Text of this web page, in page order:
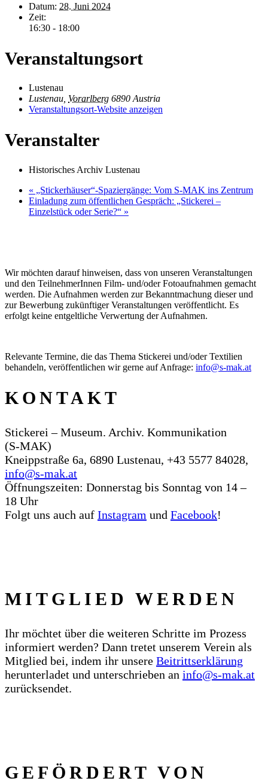
Datum: 28. Juni 2024
Zeit:
16:30 - 18:00
Veranstaltungsort
Lustenau
Lustenau, Vorarlberg 6890 Austria
Veranstaltungsort-Website anzeigen
Veranstalter
Historisches Archiv Lustenau
« „Stickerhäuser“-Spaziergänge: Vom S‑MAK ins Zentrum
Einladung zum öffentlichen Gespräch: „Stickerei –
Einzelstück oder Serie?“ »
Wir möchten darauf hinweisen, dass von unseren Veranstaltungen
und den TeilnehmerInnen Film- und/oder Fotoaufnahmen gemacht
werden. Die Aufnahmen werden zur Bekanntmachung dieser und
zur Bewerbung zukünftiger Veranstaltungen veröffentlicht. Es
erfolgt keine entgeltliche Verwertung der Aufnahmen.
Relevante Termine, die das Thema Stickerei und/oder Textilien
behandeln, veröffentlichen wir gerne auf Anfrage: info@s‑mak.at
KONTAKT
Stickerei – Museum. Archiv. Kommunikation
(S‑MAK)
Kneippstraße 6a, 6890 Lustenau, +43 5577 84028,
info@s‑mak.at
Öffnungszeiten: Donnerstag bis Sonntag von 14 –
18 Uhr
Folgt uns auch auf Instagram und Facebook!
MITGLIED WERDEN
Ihr möchtet über die weiteren Schritte im Prozess
informiert werden? Dann tretet unserem Verein als
Mitglied bei, indem ihr unsere Beitrittserklärung
herunterladet und unterschrieben an info@s‑mak.at
zurücksendet.
GEFÖRDERT VON